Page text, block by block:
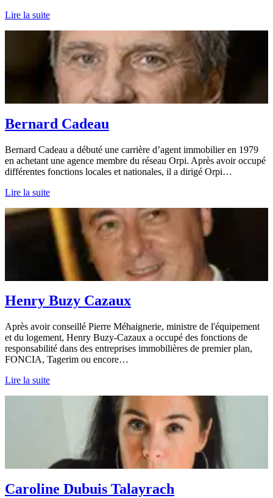
Lire la suite
Bernard Cadeau
Bernard Cadeau a débuté une carrière d’agent immobilier en 1979
en achetant une agence membre du réseau Orpi. Après avoir occupé
différentes fonctions locales et nationales, il a dirigé Orpi…
Lire la suite
Henry Buzy Cazaux
Après avoir conseillé Pierre Méhaignerie, ministre de l'équipement
et du logement, Henry Buzy-Cazaux a occupé des fonctions de
responsabilité dans des entreprises immobilières de premier plan,
FONCIA, Tagerim ou encore…
Lire la suite
Caroline Dubuis Talayrach